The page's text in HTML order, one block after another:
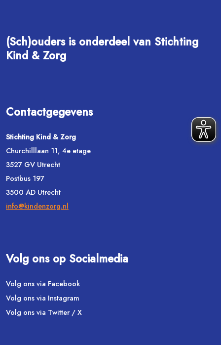
(Sch)ouders is onderdeel van Stichting
Kind & Zorg
Contactgegevens
Stichting Kind & Zorg
Churchilllaan 11, 4e etage
3527 GV Utrecht
Postbus 197
3500 AD Utrecht
info@kindenzorg.nl
Volg ons op Socialmedia
Volg ons via Facebook
Volg ons via Instagram
Volg ons via Twitter / X